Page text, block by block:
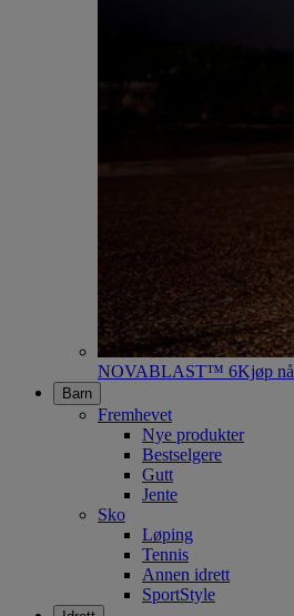
NOVABLAST™ 6Kjøp nå
Barn
Fremhevet
Nye produkter
Bestselgere
Gutt
Jente
Sko
Løping
Tennis
Annen idrett
SportStyle